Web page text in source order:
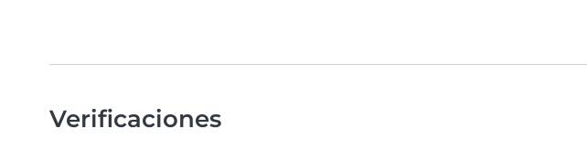
Verificaciones